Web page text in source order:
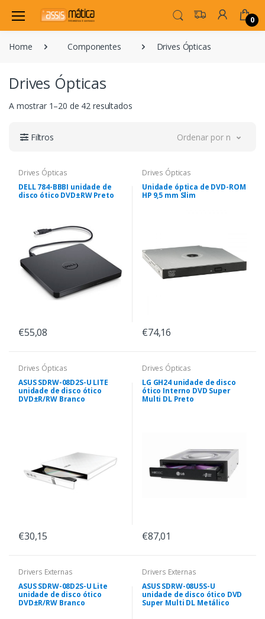
0
Home Componentes Drives Ópticas
Drives Ópticas
A mostrar 1–20 de 42 resultados
Filtros Ordenar por novidade
Drives Ópticas
DELL 784-BBBI unidade de
disco ótico DVD±RW Preto
€55,08
Drives Ópticas
Unidade óptica de DVD-ROM
HP 9,5 mm Slim
€74,16
Drives Ópticas
ASUS SDRW-08D2S-U LITE
unidade de disco ótico
DVD±R/RW Branco
€30,15
Drives Ópticas
LG GH24 unidade de disco
ótico Interno DVD Super
Multi DL Preto
€87,01
Drivers Externas
ASUS SDRW-08D2S-U Lite
unidade de disco ótico
DVD±R/RW Branco
Drivers Externas
ASUS SDRW-08U5S-U
unidade de disco ótico DVD
Super Multi DL Metálico